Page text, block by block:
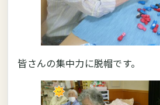
皆さんの集中力に脱帽です。